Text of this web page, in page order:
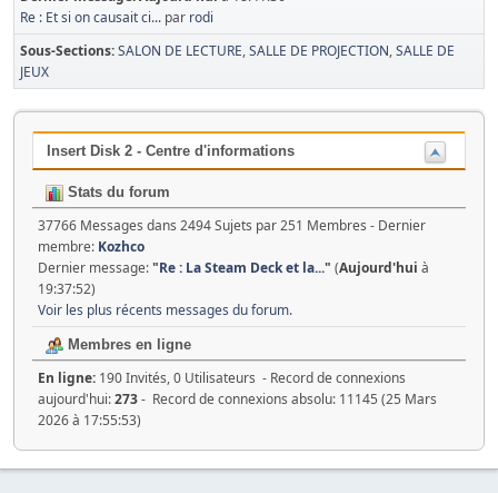
Re : Et si on causait ci... par rodi
Sous-Sections SALON DE LECTURE SALLE DE PROJECTION SALLE DE
JEUX
Insert Disk 2 - Centre d'informations
Stats du forum
37766 Messages dans 2494 Sujets par 251 Membres - Dernier
membre: Kozhco
Dernier message:"Re : La Steam Deck et la..." (Aujourd'hui à
19:37:52)
Voir les plus récents messages du forum.
Membres en ligne
En ligne: 190 Invités, 0 Utilisateurs - Record de connexions
aujourd'hui:273- Record de connexions absolu: 11145 (25 Mars
2026 à 17:55:53)